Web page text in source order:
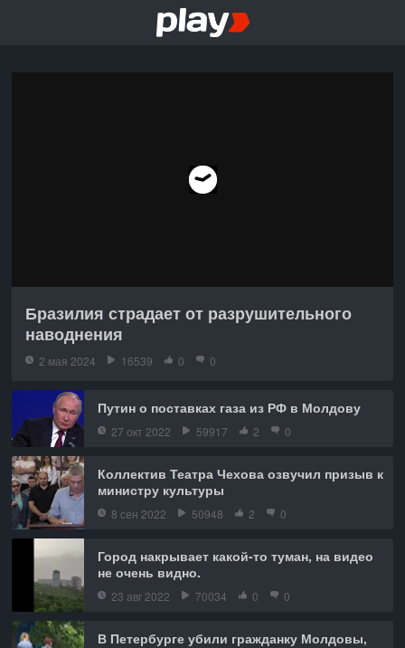
Бразилия страдает от разрушительного
наводнения
2 мая 2024 16539 0 0
Путин о поставках газа из РФ в Молдову
27 окт 2022 59917 2 0
Коллектив Театра Чехова озвучил призыв к
министру культуры
8 сен 2022 50948 2 0
Город накрывает какой-то туман, на видео
не очень видно.
23 авг 2022 70034 0 0
В Петербурге убили гражданку Молдовы,